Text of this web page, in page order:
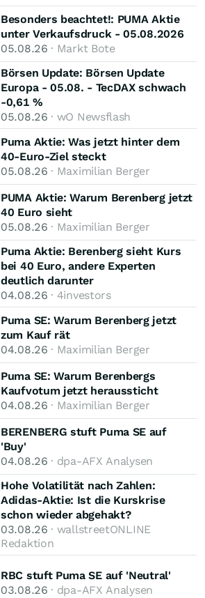
Besonders beachtet!: PUMA Aktie
unter Verkaufsdruck - 05.08.2026
05.08.26 · Markt Bote
Börsen Update: Börsen Update
Europa - 05.08. - TecDAX schwach
-0,61 %
05.08.26 · wO Newsflash
Puma Aktie: Was jetzt hinter dem
40-Euro-Ziel steckt
05.08.26 · Maximilian Berger
PUMA Aktie: Warum Berenberg jetzt
40 Euro sieht
05.08.26 · Maximilian Berger
Puma Aktie: Berenberg sieht Kurs
bei 40 Euro, andere Experten
deutlich darunter
04.08.26 · 4investors
Puma SE: Warum Berenberg jetzt
zum Kauf rät
04.08.26 · Maximilian Berger
Puma SE: Warum Berenbergs
Kaufvotum jetzt heraussticht
04.08.26 · Maximilian Berger
BERENBERG stuft Puma SE auf
'Buy'
04.08.26 · dpa-AFX Analysen
Hohe Volatilität nach Zahlen:
Adidas-Aktie: Ist die Kurskrise
schon wieder abgehakt?
03.08.26 · wallstreetONLINE
Redaktion
RBC stuft Puma SE auf 'Neutral'
03.08.26 · dpa-AFX Analysen